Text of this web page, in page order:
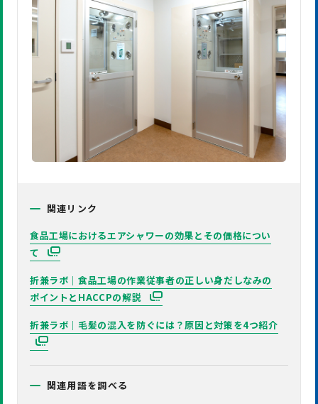
関連リンク
食品工場におけるエアシャワーの効果とその価格につい
て
折兼ラボ｜食品工場の作業従事者の正しい身だしなみの
ポイントとHACCPの解説
折兼ラボ｜毛髪の混入を防ぐには？原因と対策を4つ紹介
関連用語を調べる